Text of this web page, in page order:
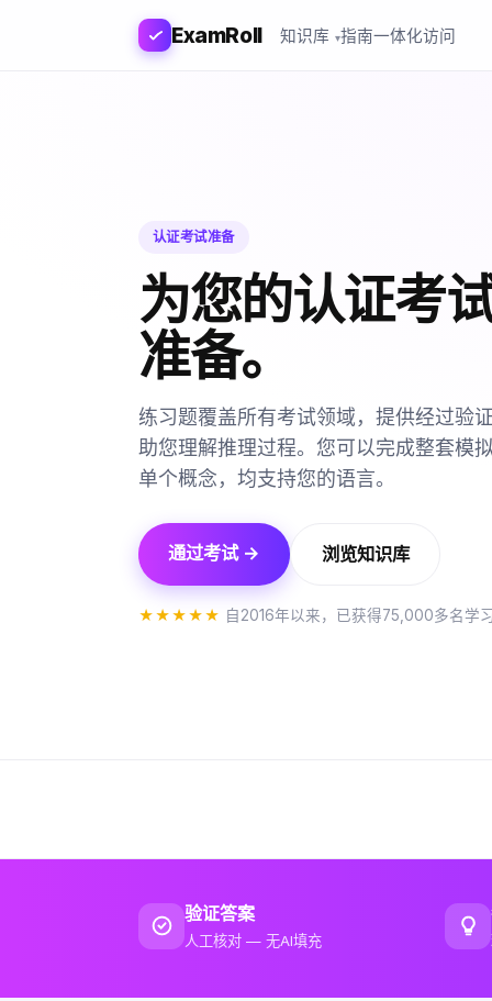
ExamRoll 知识库 指南一体化访问
认证考试准备
为您的认证考
准备。
练习题覆盖所有考试领域，提供经过验
助您理解推理过程。您可以完成整套模
单个概念，均支持您的语言。
通过考试 → 浏览知识库
★★★★★ 自2016年以来，已获得75,000多名学
验证答案
人工核对 — 无AI填充